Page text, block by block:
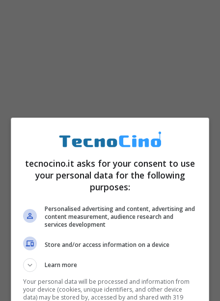
tecnocino.it asks for your consent to use
your personal data for the following
purposes:
Personalised advertising and content, advertising and
content measurement, audience research and
services development
Store and/or access information on a device
Learn more
Your personal data will be processed and information from
your device (cookies, unique identifiers, and other device
data) may be stored by, accessed by and shared with 319